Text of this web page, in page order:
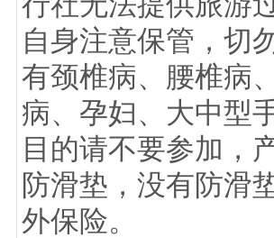
自身注意保管，切
有颈椎病、腰椎病
病、孕妇、大中型
目的请不要参加，
防滑垫，没有防滑
外保险。